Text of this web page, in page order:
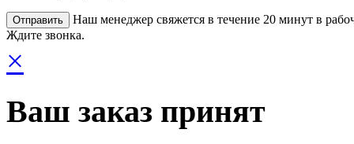
Наш менеджер свяжется в течение 20 минут в
Ждите звонка.
×
Ваш заказ принят